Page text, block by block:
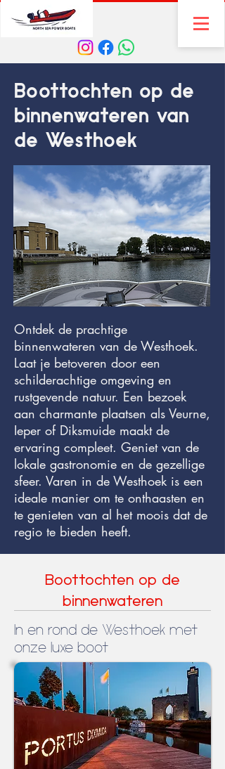
Boottochten op de
binnenwateren van
de Westhoek
Ontdek de prachtige
binnenwateren van de Westhoek.
Laat je betoveren door een
schilderachtige omgeving en
rustgevende natuur. Een bezoek
aan charmante plaatsen als Veurne,
Ieper of Diksmuide maakt de
ervaring compleet. Geniet van de
lokale gastronomie en de gezellige
sfeer. Varen in de Westhoek is een
ideale manier om te onthaasten en
te genieten van al het moois dat de
regio te bieden heeft.
Boottochten op de
binnenwateren
In en rond de Westhoek met
onze luxe boot